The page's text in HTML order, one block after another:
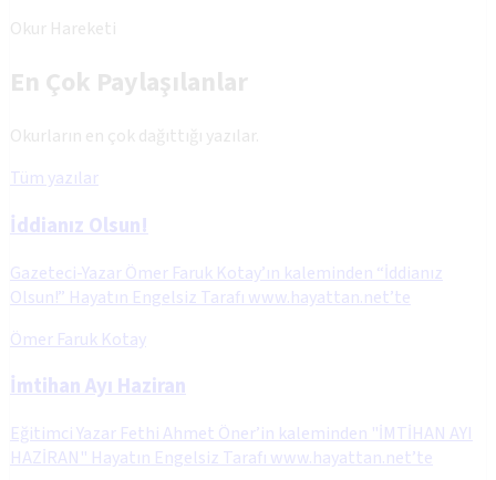
Okur Hareketi
En Çok Paylaşılanlar
Okurların en çok dağıttığı yazılar.
Tüm yazılar
İddianız Olsun!
Gazeteci-Yazar Ömer Faruk Kotay’ın kaleminden “İddianız
Olsun!” Hayatın Engelsiz Tarafı www.hayattan.net’te
Ömer Faruk Kotay
İmtihan Ayı Haziran
Eğitimci Yazar Fethi Ahmet Öner’in kaleminden "İMTİHAN AYI
HAZİRAN" Hayatın Engelsiz Tarafı www.hayattan.net’te